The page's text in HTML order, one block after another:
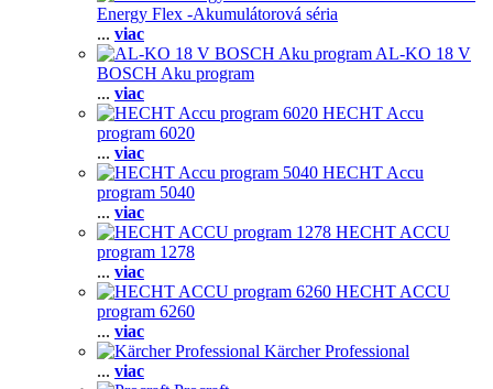
Energy Flex -Akumulátorová séria
... viac
AL-KO 18 V
BOSCH Aku program
... viac
HECHT Accu
program 6020
... viac
HECHT Accu
program 5040
... viac
HECHT ACCU
program 1278
... viac
HECHT ACCU
program 6260
... viac
Kärcher Professional
... viac